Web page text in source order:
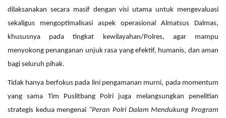
dilaksanakan secara masif dengan visi utama untuk mengevaluasi
sekaligus mengoptimalisasi aspek operasional Almatsus Dalmas,
khususnya pada tingkat kewilayahan/Polres, agar mampu
menyokong penanganan unjuk rasa yang efektif, humanis, dan aman
bagi seluruh pihak.
Tidak hanya berfokus pada lini pengamanan murni, pada momentum
yang sama Tim Puslitbang Polri juga melangsungkan penelitian
strategis kedua mengenai “Peran Polri Dalam Mendukung Program